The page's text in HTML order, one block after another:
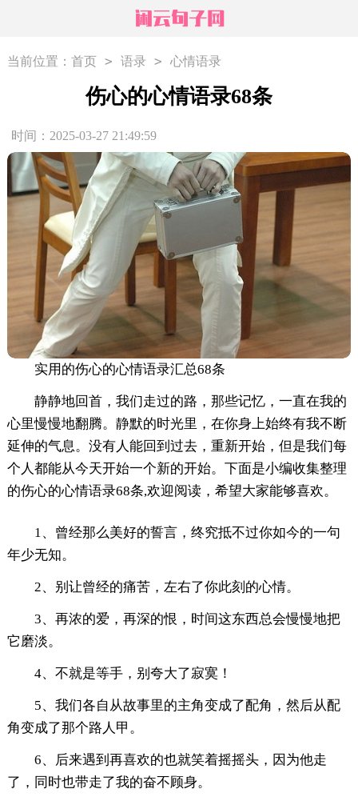
当前位置： 首页 > 语录 > 心情语录
伤心的心情语录68条
时间：2025-03-27 21:49:59
实用的伤心的心情语录汇总68条
静静地回首，我们走过的路，那些记忆，一直在我的
心里慢慢地翻腾。静默的时光里，在你身上始终有我不断
延伸的气息。没有人能回到过去，重新开始，但是我们每
个人都能从今天开始一个新的开始。下面是小编收集整理
的伤心的心情语录68条,欢迎阅读，希望大家能够喜欢。
1、曾经那么美好的誓言，终究抵不过你如今的一句
年少无知。
2、别让曾经的痛苦，左右了你此刻的心情。
3、再浓的爱，再深的恨，时间这东西总会慢慢地把
它磨淡。
4、不就是等手，别夸大了寂寞！
5、我们各自从故事里的主角变成了配角，然后从配
角变成了那个路人甲。
6、后来遇到再喜欢的也就笑着摇摇头，因为他走
了，同时也带走了我的奋不顾身。